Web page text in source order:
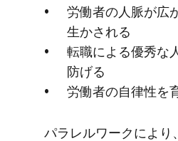
労働者の​人脈が​広
生かされる
転職に​よる​優秀な​
防げる
労働者の​自律性を​
パラレルワークに​より